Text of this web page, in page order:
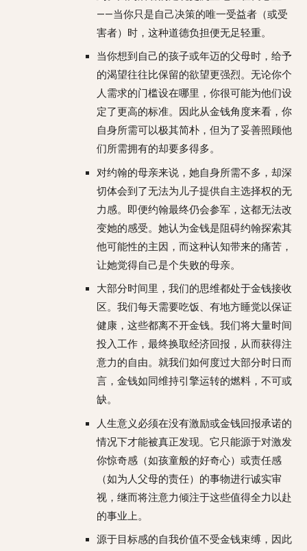
——当你只是自己决策的唯一受益者（或受
害者）时，这种道德负担便无足轻重。
当你想到自己的孩子或年迈的父母时，给予
的渴望往往比保留的欲望更强烈。无论你个
人需求的门槛设在哪里，你很可能为他们设
定了更高的标准。因此从金钱角度来看，你
自身所需可以极其简朴，但为了妥善照顾他
们所需拥有的却要多得多。
对约翰的母亲来说，她自身所需不多，却深
切体会到了无法为儿子提供自主选择权的无
力感。即便约翰最终仍会参军，这都无法改
变她的感受。她认为金钱是阻碍约翰探索其
他可能性的主因，而这种认知带来的痛苦，
让她觉得自己是个失败的母亲。
大部分时间里，我们的思维都处于金钱接收
区。我们每天需要吃饭、有地方睡觉以保证
健康，这些都离不开金钱。我们将大量时间
投入工作，最终换取经济回报，从而获得注
意力的自由。就我们如何度过大部分时日而
言，金钱如同维持引擎运转的燃料，不可或
缺。
人生意义必须在没有激励或金钱回报承诺的
情况下才能被真正发现。它只能源于对激发
你惊奇感（如孩童般的好奇心）或责任感
（如为人父母的责任）的事物进行诚实审
视，继而将注意力倾注于这些值得全力以赴
的事业上。
源于目标感的自我价值不受金钱束缚，因此